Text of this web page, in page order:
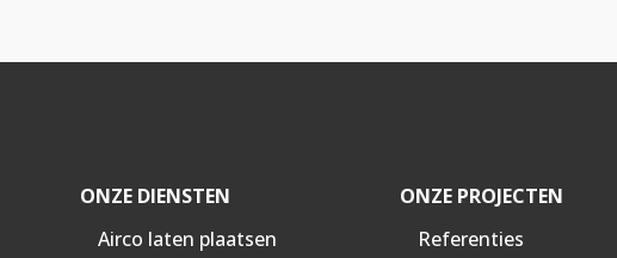
ONZE DIENSTEN
Airco laten plaatsen
ONZE PROJECTEN
Referenties